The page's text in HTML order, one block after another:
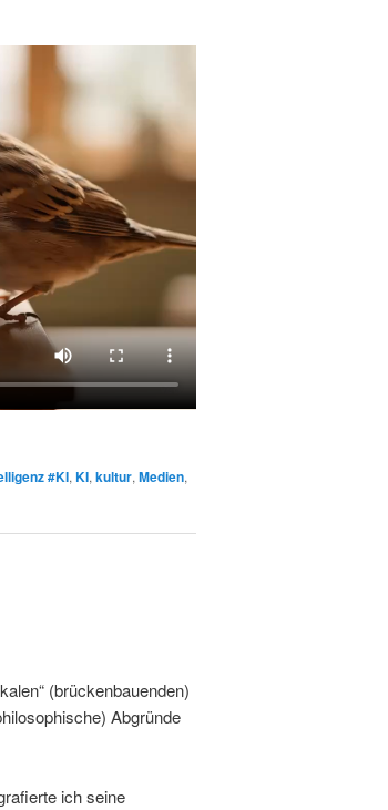
#KI, KI, kultur, Medien,
(brückenbauenden)
Abgründe
ich seine